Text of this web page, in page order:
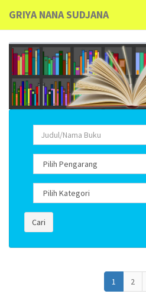
GRIYA NANA SUDJANA
Cari
1 2